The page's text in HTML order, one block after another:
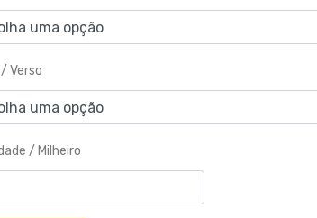
Verso
/ Milheiro